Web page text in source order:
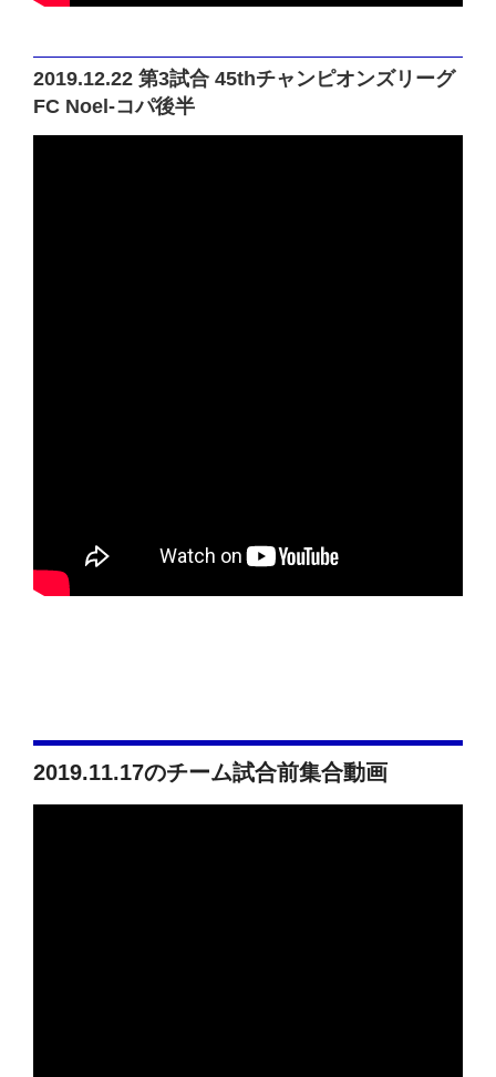
2019.12.22 第3試合 45thチャンピオンズリーグ
FC Noel-コパ後半
2019.11.17のチーム試合前集合動画